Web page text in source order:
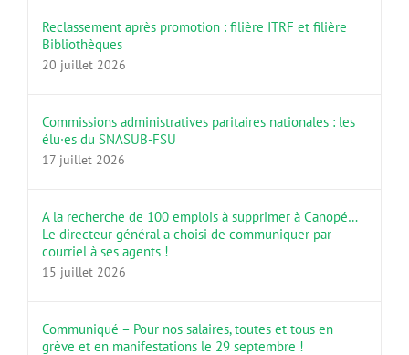
Reclassement après promotion : filière ITRF et filière
Bibliothèques
20 juillet 2026
Commissions administratives paritaires nationales : les
élu·es du SNASUB-FSU
17 juillet 2026
A la recherche de 100 emplois à supprimer à Canopé…
Le directeur général a choisi de communiquer par
courriel à ses agents !
15 juillet 2026
Communiqué – Pour nos salaires, toutes et tous en
grève et en manifestations le 29 septembre !